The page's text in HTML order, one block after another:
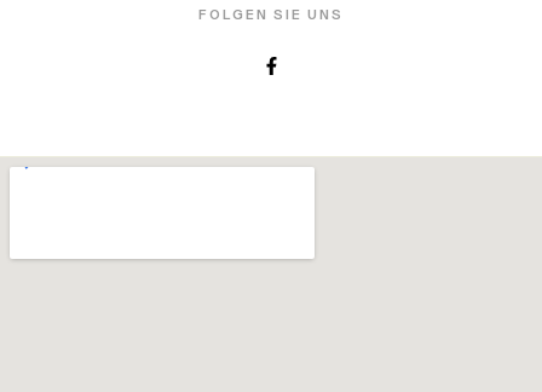
FOLGEN SIE UNS